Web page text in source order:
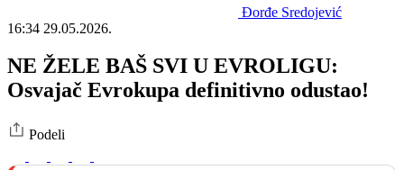
Đorđe Sredojević
16:34 29.05.2026.
NE ŽELE BAŠ SVI U EVROLIGU:
Osvajač Evrokupa definitivno odustao!
Podeli